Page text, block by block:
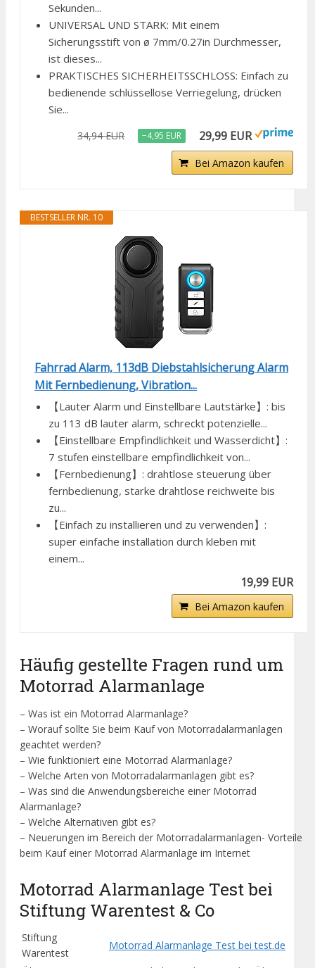
Sekunden...
UNIVERSAL UND STARK: Mit einem
Sicherungsstift von ø 7mm/0.27in Durchmesser,
ist dieses...
PRAKTISCHES SICHERHEITSSCHLOSS: Einfach zu
bedienende schlüssellose Verriegelung, drücken
Sie...
34,94 EUR −4,95 EUR 29,99 EUR
Bei Amazon kaufen
BESTSELLER NR. 10
Fahrrad Alarm, 113dB Diebstahlsicherung Alarm
Mit Fernbedienung, Vibration...
【Lauter Alarm und Einstellbare Lautstärke】: bis
zu 113 dB lauter alarm, schreckt potenzielle...
【Einstellbare Empfindlichkeit und Wasserdicht】:
7 stufen einstellbare empfindlichkeit von...
【Fernbedienung】: drahtlose steuerung über
fernbedienung, starke drahtlose reichweite bis
zu...
【Einfach zu installieren und zu verwenden】:
super einfache installation durch kleben mit
einem...
19,99 EUR
Bei Amazon kaufen
Häufig gestellte Fragen rund um
Motorrad Alarmanlage
– Was ist ein Motorrad Alarmanlage?
– Worauf sollte Sie beim Kauf von Motorradalarmanlagen
geachtet werden?
– Wie funktioniert eine Motorrad Alarmanlage?
– Welche Arten von Motorradalarmanlagen gibt es?
– Was sind die Anwendungsbereiche einer Motorrad
Alarmanlage?
– Welche Alternativen gibt es?
– Neuerungen im Bereich der Motorradalarmanlagen- Vorteile
beim Kauf einer Motorrad Alarmanlage im Internet
Motorrad Alarmanlage Test bei
Stiftung Warentest & Co
Stiftung
Warentest
Motorrad Alarmanlage Test bei test.de